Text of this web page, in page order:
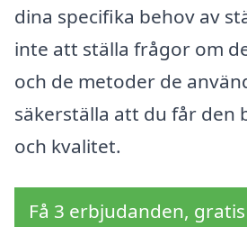
dina specifika behov av
inte att ställa frågor om
och de metoder de
säkerställa att du får den
och kvalitet.
Få 3 erbjudanden,